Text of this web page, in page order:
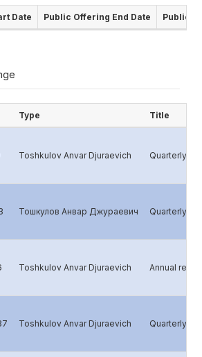
Date Public Offering End Date Public
Type Title
Toshkulov Anvar Djuraevich Quarterly
Тошкулов Анвар Джураевич Quarterly
Toshkulov Anvar Djuraevich Annual
Toshkulov Anvar Djuraevich Quarterly